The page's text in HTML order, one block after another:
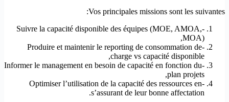
Vos principales missions sont les suivantes:
-Suivre la capacité disponible des équipes (MOE, AMOA,
MOA),
-Produire et maintenir le reporting de consommation de
charge vs capacité disponible,
-Informer le management en besoin de capacité en fonction du
plan projets,
-Optimiser l’utilisation de la capacité des ressources en
s’assurant de leur bonne affectation.